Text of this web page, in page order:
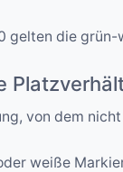
gelten die
von dem
weiße